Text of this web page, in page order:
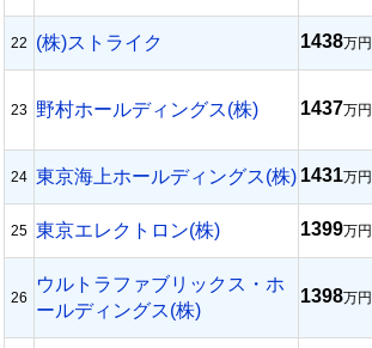
22 (株)ストライク 1438万円
23 野村ホールディングス(株) 1437万円
24 東京海上ホールディングス(株) 1431万円
25 東京エレクトロン(株) 1399万円
26
ウルトラファブリックス・ホ
ールディングス(株)
1398万円